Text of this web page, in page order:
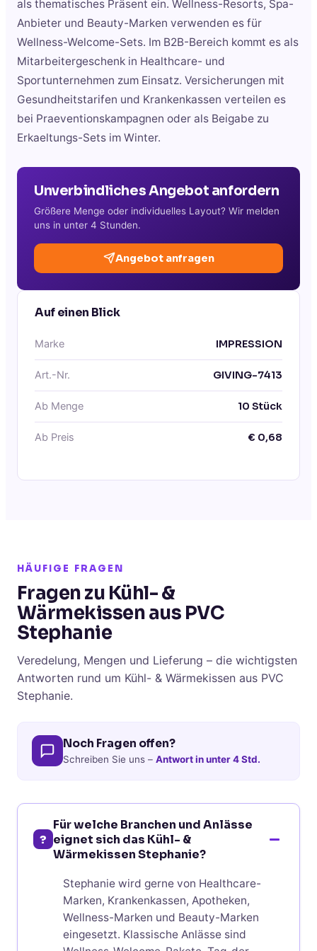
als thematisches Präsent ein. Wellness-Resorts, Spa-
Anbieter und Beauty-Marken verwenden es für
Wellness-Welcome-Sets. Im B2B-Bereich kommt es als
Mitarbeitergeschenk in Healthcare- und
Sportunternehmen zum Einsatz. Versicherungen mit
Gesundheitstarifen und Krankenkassen verteilen es
bei Praeventionskampagnen oder als Beigabe zu
Erkaeltungs-Sets im Winter.
Unverbindliches Angebot anfordern
Größere Menge oder individuelles Layout? Wir melden
uns in unter 4 Stunden.
Angebot anfragen
Auf einen Blick
Marke IMPRESSION
Art.-Nr. GIVING-7413
Ab Menge 10 Stück
Ab Preis € 0,68
HÄUFIGE FRAGEN
Fragen zu Kühl- &
Wärmekissen aus PVC
Stephanie
Veredelung, Mengen und Lieferung – die wichtigsten
Antworten rund um Kühl- & Wärmekissen aus PVC
Stephanie.
Noch Fragen offen?
Schreiben Sie uns – Antwort in unter 4 Std.
?
Für welche Branchen und Anlässe
eignet sich das Kühl- &
Wärmekissen Stephanie?
Stephanie wird gerne von Healthcare-
Marken, Krankenkassen, Apotheken,
Wellness-Marken und Beauty-Marken
eingesetzt. Klassische Anlässe sind